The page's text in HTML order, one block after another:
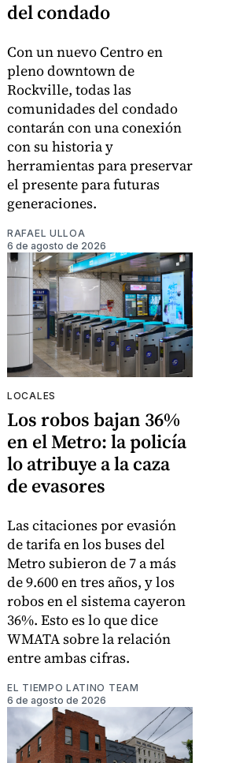
del condado
Con un nuevo Centro en
pleno downtown de
Rockville, todas las
comunidades del condado
contarán con una conexión
con su historia y
herramientas para preservar
el presente para futuras
generaciones.
RAFAEL ULLOA
6 de agosto de 2026
LOCALES
Los robos bajan 36%
en el Metro: la policía
lo atribuye a la caza
de evasores
Las citaciones por evasión
de tarifa en los buses del
Metro subieron de 7 a más
de 9.600 en tres años, y los
robos en el sistema cayeron
36%. Esto es lo que dice
WMATA sobre la relación
entre ambas cifras.
EL TIEMPO LATINO TEAM
6 de agosto de 2026